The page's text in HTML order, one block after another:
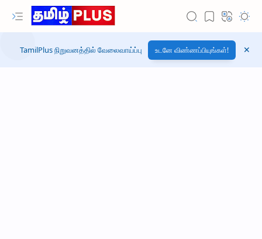
TamilPlus நிறுவனத்தில் வேலைவாய்ப்பு உடனே விண்ணப்பியுங்கள்!